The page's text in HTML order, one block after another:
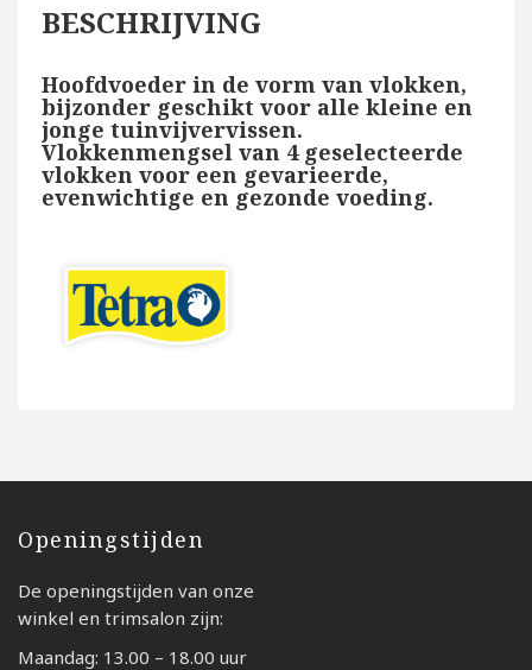
BESCHRIJVING
Hoofdvoeder in de vorm van vlokken,
bijzonder geschikt voor alle kleine en
jonge tuinvijvervissen.
Vlokkenmengsel van 4 geselecteerde
vlokken voor een gevarieerde,
evenwichtige en gezonde voeding.
Openingstijden
De openingstijden van onze
winkel en trimsalon zijn:
Maandag: 13.00 – 18.00 uur